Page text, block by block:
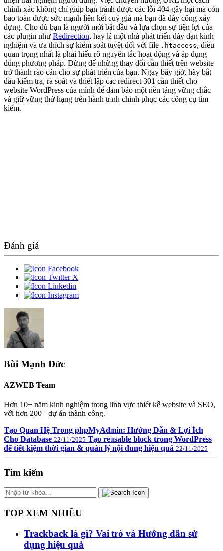
chính xác không chỉ giúp bạn tránh được các lỗi 404 gây hại mà còn
bảo toàn được sức mạnh liên kết quý giá mà bạn đã dày công xây
dựng. Cho dù bạn là người mới bắt đầu và lựa chọn sự tiện lợi của
các plugin như Redirection, hay là một nhà phát triển dày dạn kinh
nghiệm và ưa thích sự kiểm soát tuyệt đối với file .htaccess, điều
quan trọng nhất là phải hiểu rõ nguyên tắc hoạt động và áp dụng
đúng phương pháp. Đừng để những thay đổi cần thiết trên website
trở thành rào cản cho sự phát triển của bạn. Ngay bây giờ, hãy bắt
đầu kiểm tra, rà soát và thiết lập các redirect 301 cần thiết cho
website WordPress của mình để đảm bảo một nền tảng vững chắc
và giữ vững thứ hạng trên hành trình chinh phục các công cụ tìm
kiếm.
Đánh giá
Bùi Mạnh Đức
AZWEB Team
Hơn 10+ năm kinh nghiệm trong lĩnh vực thiết kế website và SEO,
với hơn 200+ dự án thành công.
Tạo Quan Hệ Trong phpMyAdmin: Hướng Dẫn & Lợi Ích
Cho Database 22/11/2025 Tạo reusable block trong WordPress
để tiết kiệm thời gian & quản lý nội dung hiệu quả 22/11/2025
Tìm kiếm
TOP XEM NHIỀU
Trackback là gì? Vai trò và Hướng dẫn sử
dụng hiệu quả